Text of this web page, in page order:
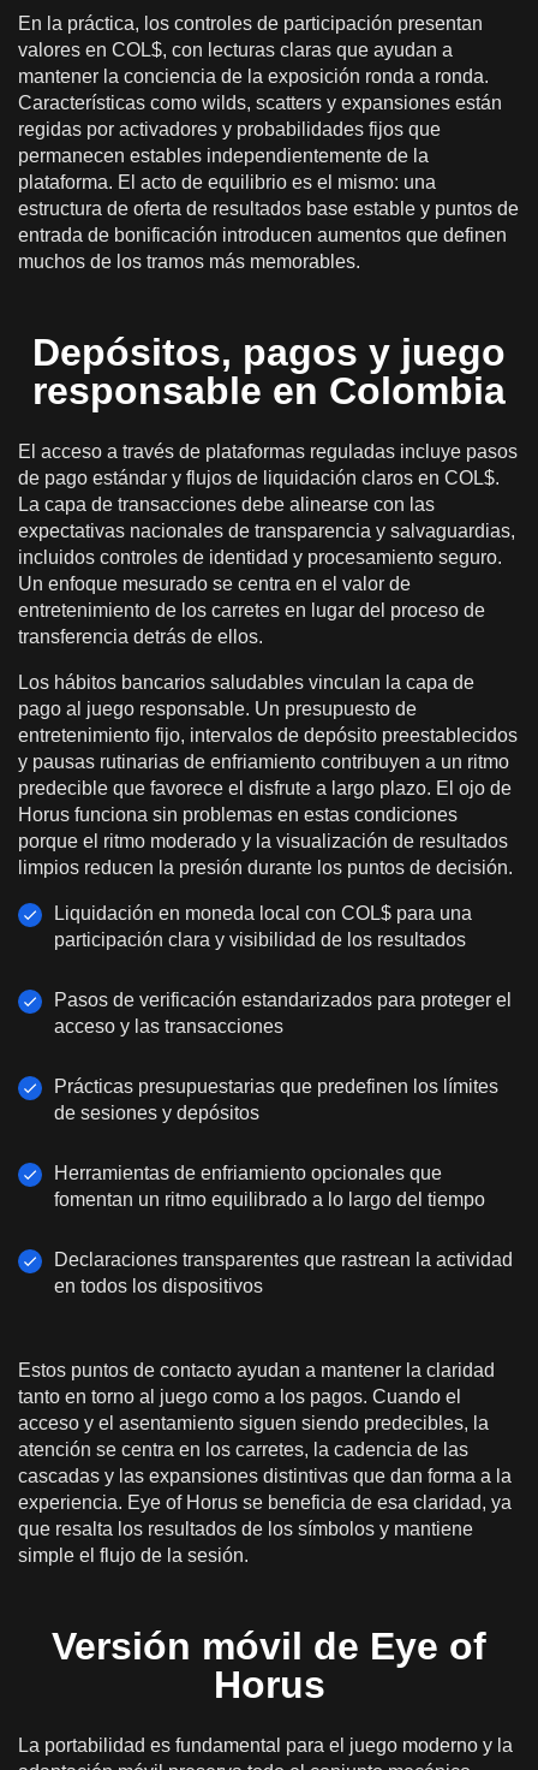
En la práctica, los controles de participación presentan
valores en COL$, con lecturas claras que ayudan a
mantener la conciencia de la exposición ronda a ronda.
Características como wilds, scatters y expansiones están
regidas por activadores y probabilidades fijos que
permanecen estables independientemente de la
plataforma. El acto de equilibrio es el mismo: una
estructura de oferta de resultados base estable y puntos de
entrada de bonificación introducen aumentos que definen
muchos de los tramos más memorables.
Depósitos, pagos y juego
responsable en Colombia
El acceso a través de plataformas reguladas incluye pasos
de pago estándar y flujos de liquidación claros en COL$.
La capa de transacciones debe alinearse con las
expectativas nacionales de transparencia y salvaguardias,
incluidos controles de identidad y procesamiento seguro.
Un enfoque mesurado se centra en el valor de
entretenimiento de los carretes en lugar del proceso de
transferencia detrás de ellos.
Los hábitos bancarios saludables vinculan la capa de
pago al juego responsable. Un presupuesto de
entretenimiento fijo, intervalos de depósito preestablecidos
y pausas rutinarias de enfriamiento contribuyen a un ritmo
predecible que favorece el disfrute a largo plazo. El ojo de
Horus funciona sin problemas en estas condiciones
porque el ritmo moderado y la visualización de resultados
limpios reducen la presión durante los puntos de decisión.
Liquidación en moneda local con COL$ para una
participación clara y visibilidad de los resultados
Pasos de verificación estandarizados para proteger el
acceso y las transacciones
Prácticas presupuestarias que predefinen los límites
de sesiones y depósitos
Herramientas de enfriamiento opcionales que
fomentan un ritmo equilibrado a lo largo del tiempo
Declaraciones transparentes que rastrean la actividad
en todos los dispositivos
Estos puntos de contacto ayudan a mantener la claridad
tanto en torno al juego como a los pagos. Cuando el
acceso y el asentamiento siguen siendo predecibles, la
atención se centra en los carretes, la cadencia de las
cascadas y las expansiones distintivas que dan forma a la
experiencia. Eye of Horus se beneficia de esa claridad, ya
que resalta los resultados de los símbolos y mantiene
simple el flujo de la sesión.
Versión móvil de Eye of
Horus
La portabilidad es fundamental para el juego moderno y la